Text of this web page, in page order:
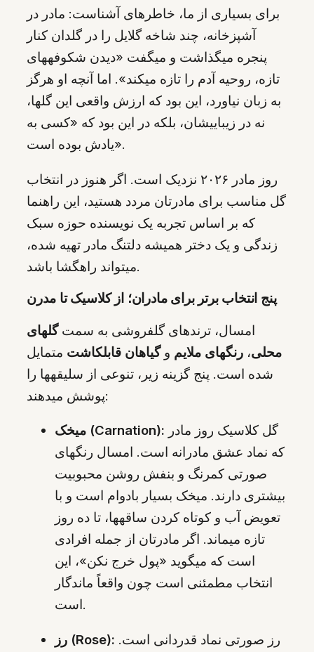
برای بسیاری از ما، خاطرهای آشناست: مادر در
آشپزخانه، چند شاخه گلایل را در گلدان کنار
پنجره میگذاشت و میگفت «دیدن شکوفههای
تازه، روحیه آدم را تازه میکند». اما آنچه او هرگز
به زبان نیاورد، این بود که ارزش واقعی این گلها،
نه در زیباییشان، بلکه در این بود که «کسی به
یادش بوده است».
روز مادر ۲۰۲۶ نزدیک است. اگر هنوز در انتخاب
گل مناسب برای مادرتان مردد هستید، این راهنما
که بر اساس تجربه یک نویسنده حوزه سبک
زندگی و یک دختر همیشه دلتنگ مادر تهیه شده،
میتواند راهگشا باشد.
پنج انتخاب برتر برای مادران؛ از کلاسیک تا مدرن
امسال، ترندهای گلفروشی به سمتگلهای
محلی، رنگهای ملایم وگیاهان قابلکاشت متمایل
شده است. پنج گزینه زیر، تنوعی از سلیقهها را
پوشش میدهند:
میخک (Carnation):
که نماد عشق مادرانه است. امسال رنگهای
صورتی کمرنگ و بنفش روشن محبوبیت
بیشتری دارند. میخک بسیار بادوام است و با
تعویض آب و کوتاه کردن ساقهها، تا ده روز
تازه میماند. اگر مادرتان از جمله افرادی
است که میگوید «پول خرج نکن»، این
انتخاب مطمئنی است چون واقعاً ماندگار
است.
رز (Rose):